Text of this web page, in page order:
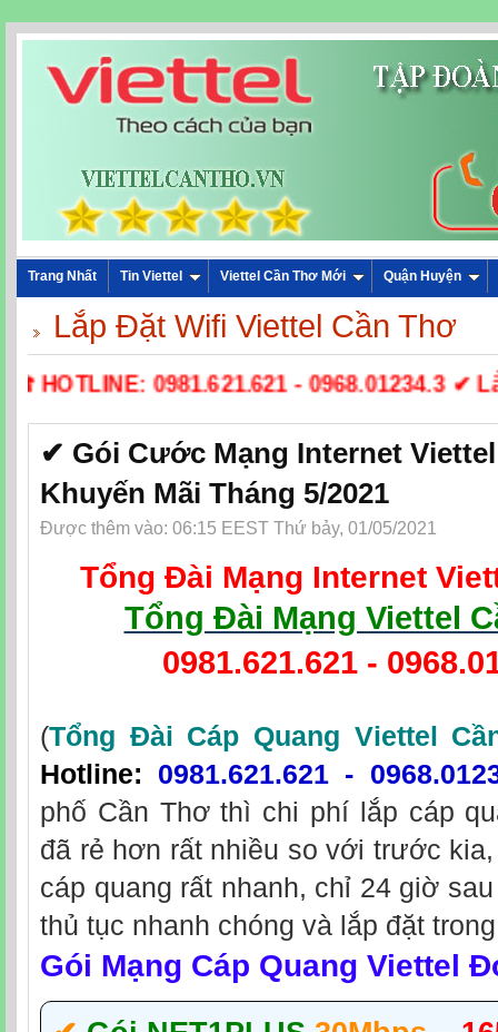
Trang Nhất Tin Viettel Viettel Cần Thơ Mới Quận Huyện
Lắp Đặt Wifi Viettel Cần Thơ
☎ HOTLINE: 0981.621.621 - 0968.01234.3
✔ Gói Cước Mạng Internet
Khuyến Mãi Tháng 5/2021
Được thêm vào: 06:15 EEST Thứ bảy, 01/05/2021
Tổng Đài Mạng Internet
Tổng Đài Mạng Viettel
0981.621.621 -
(Tổng Đài Cáp Quang Viettel
Hotline: 0981.621.621 -
phố Cần Thơ thì chi phí lắp cáp
đã rẻ hơn rất nhiều so với trước
cáp quang rất nhanh, chỉ 24 giờ
thủ tục nhanh chóng và lắp đặt
Gói Mạng Cáp Quang Viettel